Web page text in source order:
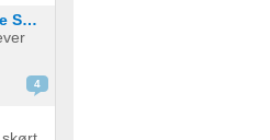
–
Mindre Trafik – Mere Salg
4